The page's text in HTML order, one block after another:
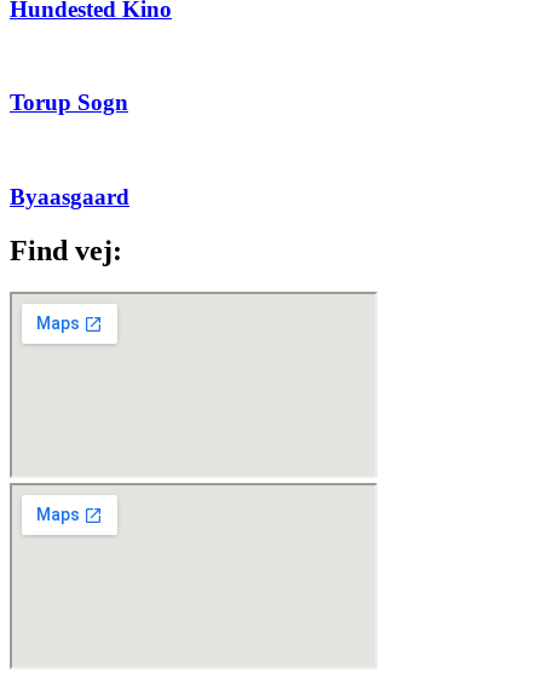
Hundested Kino
Torup Sogn
Byaasgaard
Find vej: